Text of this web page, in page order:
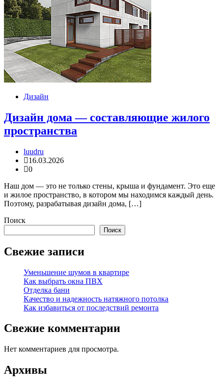
Дизайн
Дизайн дома — составляющие жилого
пространства
luudru
16.03.2026
0
Наш дом — это не только стены, крыша и фундамент. Это еще
и жилое пространство, в котором мы находимся каждый день.
Поэтому, разрабатывая дизайн дома, […]
Поиск
Поиск
Свежие записи
Уменьшение шумов в квартире
Как выбрать окна ПВХ
Отделка бани
Качество и надежность натяжного потолка
Как избавиться от последствий ремонта
Свежие комментарии
Нет комментариев для просмотра.
Архивы